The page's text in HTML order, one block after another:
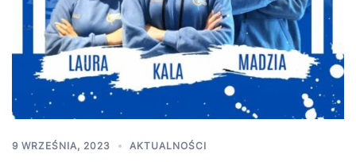
9 WRZEŚNIA, 2023 AKTUALNOŚCI